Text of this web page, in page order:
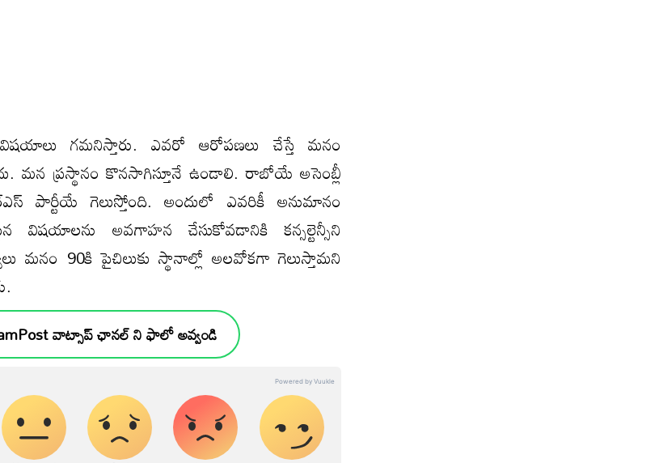
విషయాలు గమనిస్తారు. ఎవరో ఆరోపణలు చేస్తే మనం
మన ప్రస్థానం కొనసాగిస్తూనే ఉండాలి. రాబోయే అసెంబ్లీ
పార్టీయే గెలుస్తోంది. అందులో ఎవరికీ అనుమానం
విషయాలను అవగాహన చేసుకోవడానికి కన్సల్టెన్సీని
మనం 90కి పైచిలుకు స్థానాల్లో అలవోకగా గెలుస్తామని
వాట్సాప్ ఛానల్ ని ఫాలో అవ్వండి